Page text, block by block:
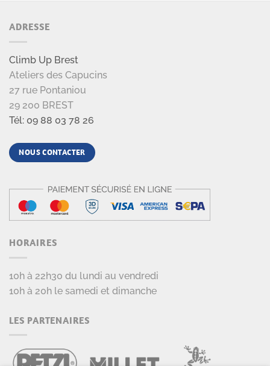
ADRESSE
Climb Up Brest
Ateliers des Capucins
27 rue Pontaniou
29 200 BREST
Tél: 09 88 03 78 26
NOUS CONTACTER
HORAIRES
10h à 22h30 du lundi au vendredi
10h à 20h le samedi et dimanche
LES PARTENAIRES